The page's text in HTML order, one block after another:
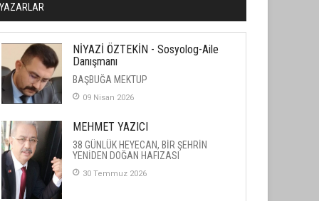
YAZARLAR
NİYAZİ ÖZTEKİN - Sosyolog-Aile
Danışmanı
BAŞBUĞA MEKTUP
09 Nisan 2026
MEHMET YAZICI
38 GÜNLÜK HEYECAN, BİR ŞEHRİN
YENİDEN DOĞAN HAFIZASI
30 Temmuz 2026